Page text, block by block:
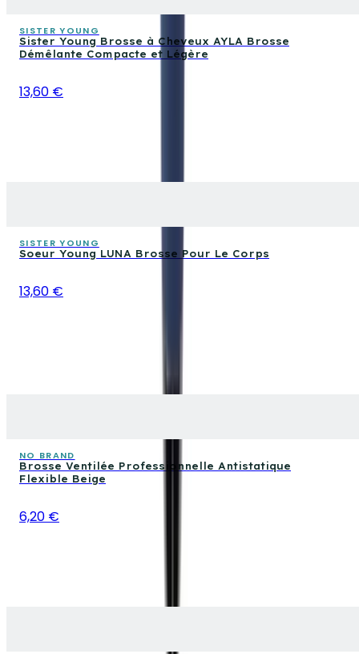
SISTER YOUNG
Sister Young Brosse à Cheveux AYLA Brosse
Démêlante Compacte et Légère
13,60 €
SISTER YOUNG
Soeur Young LUNA Brosse Pour Le Corps
13,60 €
NO BRAND
Brosse Ventilée Professionnelle Antistatique
Flexible Beige
6,20 €